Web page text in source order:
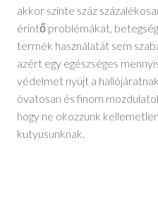
akkor szinte száz
érintő problémákat,
termék használatát sem
azért egy egészséges
védelmet nyújt a
óvatosan és finom
hogy ne okozzunk
kutyusunknak.